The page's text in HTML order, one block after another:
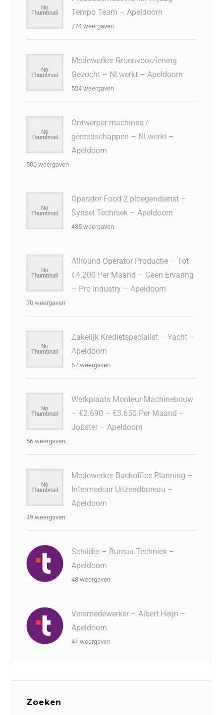
Tempo Team – Apeldoorn
774 weergaven
Medewerker Groenvoorziening
Gezocht – NLwerkt – Apeldoorn
524 weergaven
Ontwerper machines /
gereedschappen – NLwerkt –
Apeldoorn
500 weergaven
Operator Food 2 ploegendienst –
Synsel Techniek – Apeldoorn
435 weergaven
Allround Operator Productie – Tot
€4.200 Per Maand – Geen Ervaring
– Pro Industry – Apeldoorn
70 weergaven
Zakelijk Kredietspecialist – Yacht –
Apeldoorn
57 weergaven
Werkplaats Monteur Machinebouw
– €2.690 – €3.650 Per Maand –
Jobster – Apeldoorn
56 weergaven
Medewerker Backoffice Planning –
Intermediair Uitzendbureau –
Apeldoorn
49 weergaven
Schilder – Bureau Techniek –
Apeldoorn
48 weergaven
Versmedewerker – Albert Heijn –
Apeldoorn
41 weergaven
Zoeken